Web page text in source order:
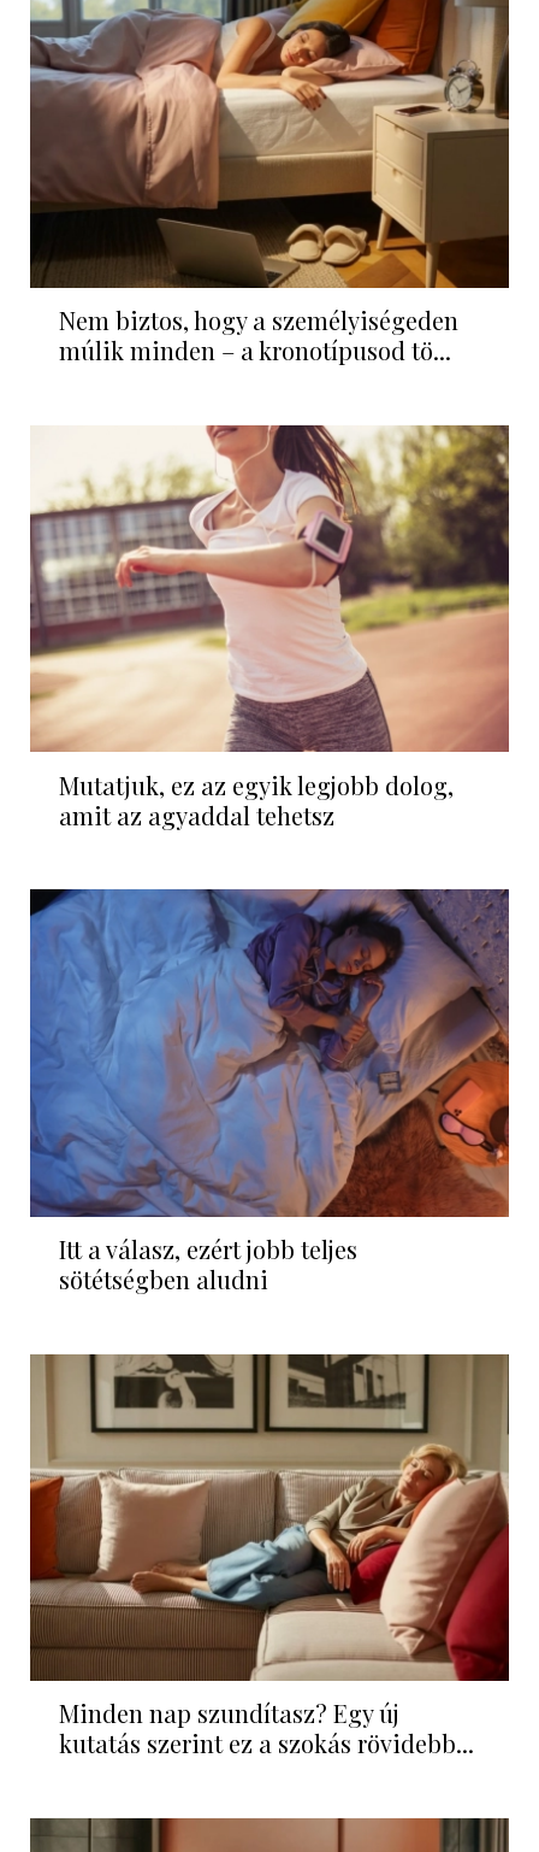
Nem biztos, hogy a személyiségeden
múlik minden – a kronotípusod tö...
Mutatjuk, ez az egyik legjobb dolog,
amit az agyaddal tehetsz
Itt a válasz, ezért jobb teljes
sötétségben aludni
Minden nap szundítasz? Egy új
kutatás szerint ez a szokás rövidebb...